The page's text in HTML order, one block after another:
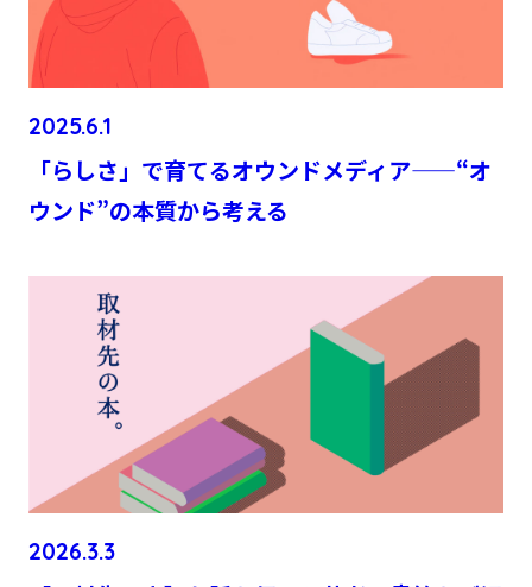
2025.6.1
「らしさ」で育てるオウンドメディア——“オ
ウンド”の本質から考える
2026.3.3